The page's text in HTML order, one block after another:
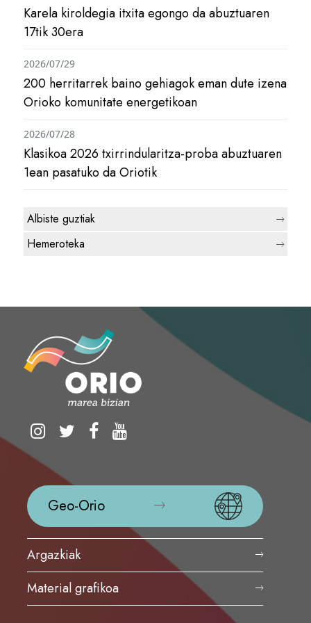
Karela kiroldegia itxita egongo da abuztuaren
17tik 30era
200 herritarrek baino gehiagok eman dute izena
Orioko komunitate energetikoan
2026/07/29
Klasikoa 2026 txirrindularitza-proba abuztuaren
1ean pasatuko da Oriotik
2026/07/28
Albiste guztiak
Hemeroteka
Geo-Orio
Argazkiak
Material grafikoa